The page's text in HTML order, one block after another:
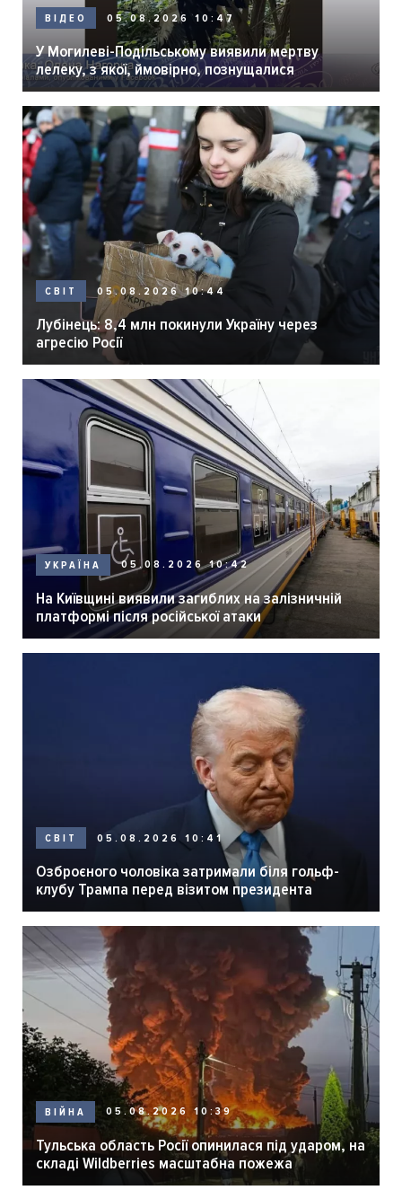
ВІДЕО 05.08.2026 10:47
У Могилеві-Подільському виявили мертву
лелеку, з якої, ймовірно, познущалися
СВІТ 05.08.2026 10:44
Лубінець: 8,4 млн покинули Україну через
агресію Росії
УКРАЇНА 05.08.2026 10:42
На Київщині виявили загиблих на залізничній
платформі після російської атаки
СВІТ 05.08.2026 10:41
Озброєного чоловіка затримали біля гольф-
клубу Трампа перед візитом президента
ВІЙНА 05.08.2026 10:39
Тульська область Росії опинилася під ударом, на
складі Wildberries масштабна пожежа